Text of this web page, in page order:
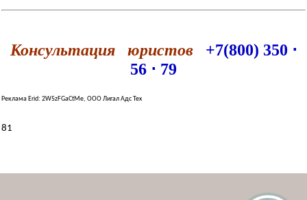
Консультация юристов
+7(800) 350 ⋅
56 ⋅ 79
Реклама Erid: 2W5zFGaCtMe, ООО Лигал Адс Тех
81